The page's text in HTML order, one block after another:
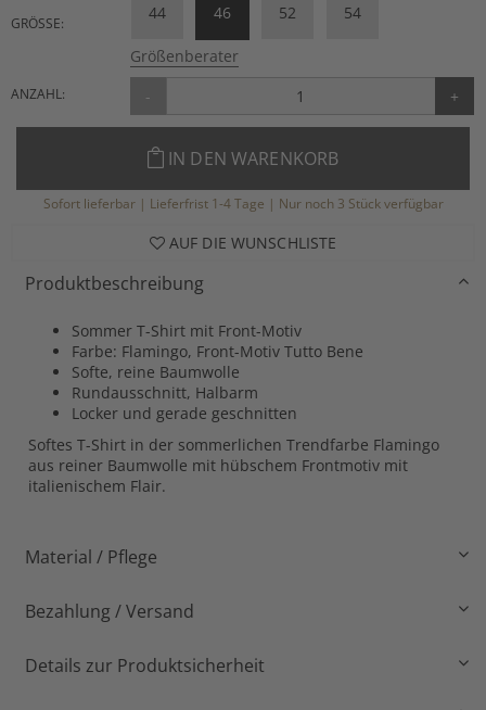
GRÖSSE:
44 46 52 54
Größenberater
ANZAHL: - +
IN DEN WARENKORB
Sofort lieferbar | Lieferfrist 1-4 Tage | Nur noch 3 Stück verfügbar
AUF DIE WUNSCHLISTE
Produktbeschreibung
Sommer T-Shirt mit Front-Motiv
Farbe: Flamingo, Front-Motiv Tutto Bene
Softe, reine Baumwolle
Rundausschnitt, Halbarm
Locker und gerade geschnitten
Softes T-Shirt in der sommerlichen Trendfarbe Flamingo
aus reiner Baumwolle mit hübschem Frontmotiv mit
italienischem Flair.
Material / Pflege
Bezahlung / Versand
Details zur Produktsicherheit